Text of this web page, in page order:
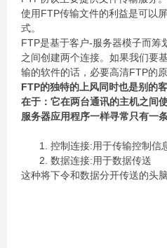
使用FTP传输文件的利益是可以
式。
FTP是基于客户-服务器模子而筹
之间创建两个连接。如果我们要
输的软件的话，必要高清FTP的原
FTP的独特的上风同时也是别的
在于：它在两台通讯的主机之间
服务器应用程序一样寻常只有一
控制连接:用于传输控制信
数据连接:用于数据传送
这种将下令和数据分开传送的头